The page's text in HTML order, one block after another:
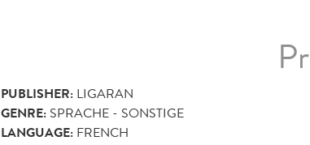
PUBLISHER: LIGARAN
GENRE: SPRACHE - SONSTIGE
LANGUAGE: FRENCH